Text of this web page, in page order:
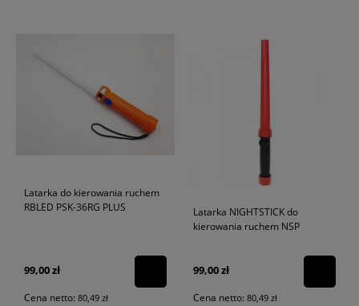
Latarka do kierowania ruchem
RBLED PSK-36RG PLUS
99,00 zł
Cena netto: 80,49 zł
Latarka NIGHTSTICK do
kierowania ruchem NSP
99,00 zł
Cena netto: 80,49 zł